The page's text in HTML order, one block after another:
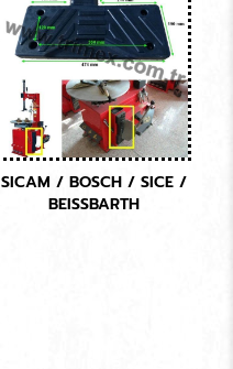
SICAM / BOSCH / SICE /
BEISSBARTH